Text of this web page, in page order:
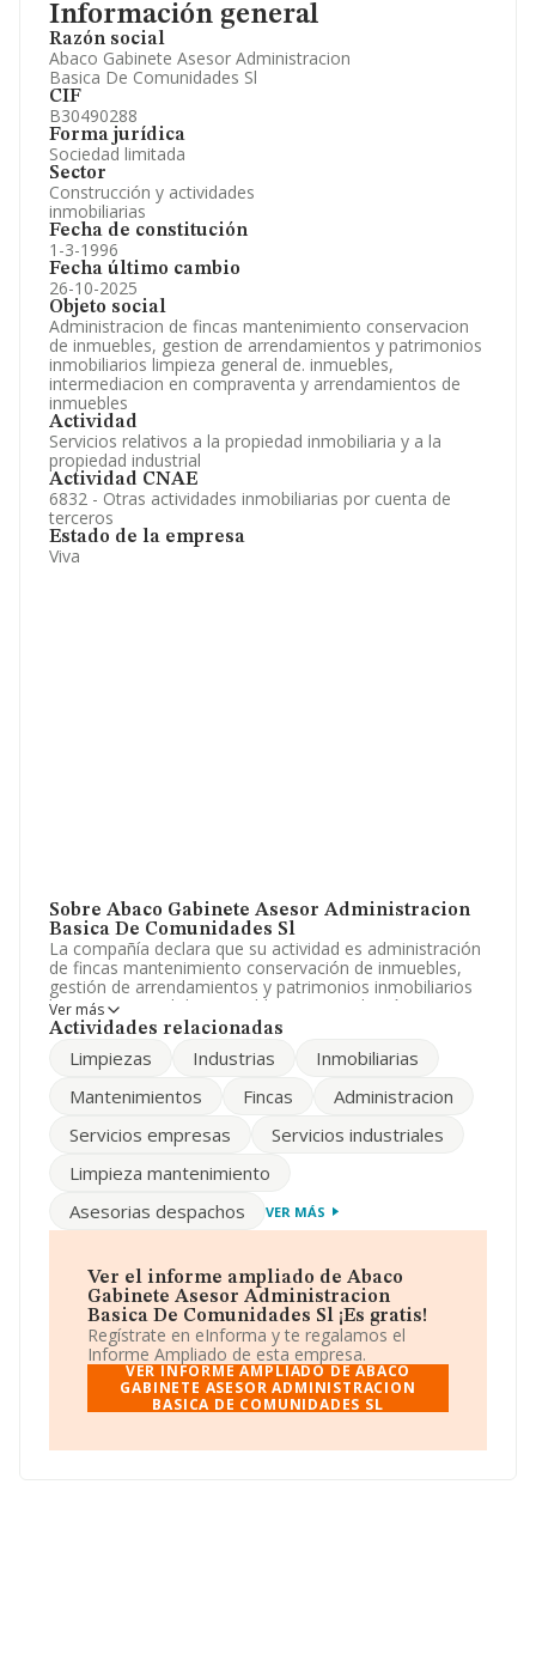
Información general
Razón social
Abaco Gabinete Asesor Administracion
Basica De Comunidades Sl
CIF
B30490288
Forma jurídica
Sociedad limitada
Sector
Construcción y actividades
inmobiliarias
Fecha de constitución
1-3-1996
Fecha último cambio
26-10-2025
Objeto social
Administracion de fincas mantenimiento conservacion
de inmuebles, gestion de arrendamientos y patrimonios
inmobiliarios limpieza general de. inmuebles,
intermediacion en compraventa y arrendamientos de
inmuebles
Actividad
Servicios relativos a la propiedad inmobiliaria y a la
propiedad industrial
Actividad CNAE
6832 - Otras actividades inmobiliarias por cuenta de
terceros
Estado de la empresa
Viva
Sobre Abaco Gabinete Asesor Administracion
Basica De Comunidades Sl
La compañía declara que su actividad es administración
de fincas mantenimiento conservación de inmuebles,
gestión de arrendamientos y patrimonios inmobiliarios
limpieza general de. inmuebles, intermediación en
compraventa y arrendamientos de inmuebles. La
corresponde a 6832 con código 'Gestión y
no tiene actividad en mercados exteriores.
No ha habido variación en cuanto al número de
datos disponibles en INFORMA, ese número ha estado
Respecto a la posición de la empresa según los niveles
facilita la siguiente información: en 2024, la compañía
ha perdido 279 puestos en el ranking sectorial, pasando
del 3.128 al 3.407. Se encuentran mejor posicionadas las
siguientes empresas del sector:Fa.Re. Iberia S.L
Criloman S.L ; en cambio, algunas de las empresas que
están por debajo en el ranking de sectores sonUrban
Consulting S.LyAdministracion Seper S.L. En el
ranking nacional, ha bajado 20.923 puestos pasando del
siguientes compañías:Provides Invest S.LyCelim
Ver más
Actividades relacionadas
Limpiezas Industrias
Inmobiliarias
Mantenimientos
Fincas
Administracion
Servicios empresas
Servicios industriales
Limpieza mantenimiento
Asesorias despachos
VER MÁS
Ver el informe ampliado de Abaco
Gabinete Asesor Administracion
Basica De Comunidades Sl ¡Es gratis!
Regístrate en eInforma y te regalamos el
Informe Ampliado de esta empresa.
VER INFORME AMPLIADO DE ABACO
GABINETE ASESOR ADMINISTRACION
BASICA DE COMUNIDADES SL